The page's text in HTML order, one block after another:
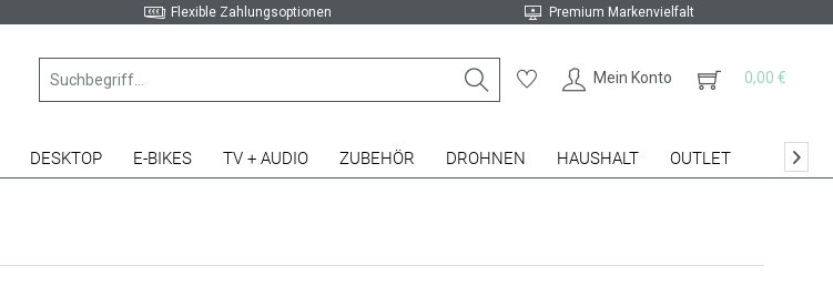
Flexible Zahlungsoptionen Premium Markenvielfalt
Mein Konto 0,00 €
DESKTOP E-BIKES TV + AUDIO ZUBEHÖR DROHNEN HAUSHALT OUTLET 